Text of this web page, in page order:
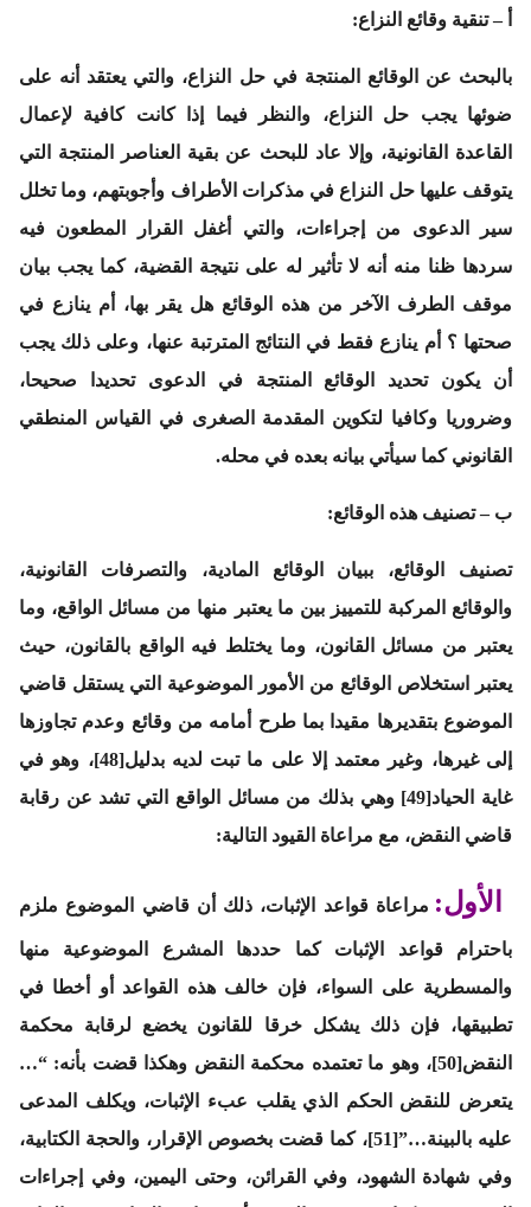
أ – تنقية وقائع النزاع:
بالبحث عن الوقائع المنتجة في حل النزاع، والتي يعتقد أنه على
ضوئها يجب حل النزاع، والنظر فيما إذا كانت كافية لإعمال
القاعدة القانونية، وإلا عاد للبحث عن بقية العناصر المنتجة التي
يتوقف عليها حل النزاع في مذكرات الأطراف وأجوبتهم، وما تخلل
سير الدعوى من إجراءات، والتي أغفل القرار المطعون فيه
سردها ظنا منه أنه لا تأثير له على نتيجة القضية، كما يجب بيان
موقف الطرف الآخر من هذه الوقائع هل يقر بها، أم ينازع في
صحتها ؟ أم ينازع فقط في النتائج المترتبة عنها، وعلى ذلك يجب
أن يكون تحديد الوقائع المنتجة في الدعوى تحديدا صحيحا،
وضروريا وكافيا لتكوين المقدمة الصغرى في القياس المنطقي
القانوني كما سيأتي بيانه بعده في محله.
ب – تصنيف هذه الوقائع:
تصنيف الوقائع، ببيان الوقائع المادية، والتصرفات القانونية،
والوقائع المركبة للتمييز بين ما يعتبر منها من مسائل الواقع، وما
يعتبر من مسائل القانون، وما يختلط فيه الواقع بالقانون، حيث
يعتبر استخلاص الوقائع من الأمور الموضوعية التي يستقل قاضي
الموضوع بتقديرها مقيدا بما طرح أمامه من وقائع وعدم تجاوزها
إلى غيرها، وغير معتمد إلا على ما تبت لديه بدليل[48]، وهو في
غاية الحياد[49] وهي بذلك من مسائل الواقع التي تشد عن رقابة
قاضي النقض، مع مراعاة القيود التالية:
الأول: مراعاة قواعد الإثبات، ذلك أن قاضي الموضوع ملزم
باحترام قواعد الإثبات كما حددها المشرع الموضوعية منها
والمسطرية على السواء، فإن خالف هذه القواعد أو أخطا في
تطبيقها، فإن ذلك يشكل خرقا للقانون يخضع لرقابة محكمة
النقض[50]، وهو ما تعتمده محكمة النقض وهكذا قضت بأنه: “…
يتعرض للنقض الحكم الذي يقلب عبء الإثبات، ويكلف المدعى
عليه بالبينة…”[51]، كما قضت بخصوص الإقرار، والحجة الكتابية،
وفي شهادة الشهود، وفي القرائن، وحتى اليمين، وفي إجراءات